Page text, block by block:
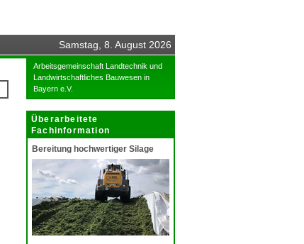
Samstag, 8. August 2026
Arbeitsgemeinschaft Landtechnik und
Landwirtschaftliches Bauwesen in
Bayern e.V.
Überarbeitete
Fachinformation
Bereitung hochwertiger Silage